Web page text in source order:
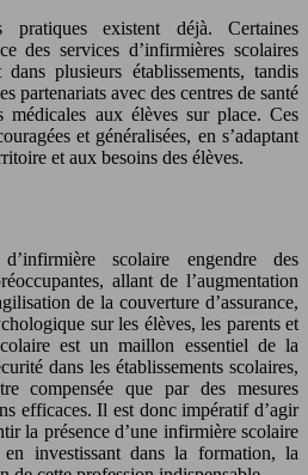
pratiques existent déjà. Certaines
des services d’infirmières scolaires
plusieurs établissements, tandis
partenariats avec des centres de santé
aux élèves sur place. Ces
et généralisées, en s’adaptant
et aux besoins des élèves.
scolaire engendre des
allant de l’augmentation
de la couverture d’assurance,
sur les élèves, les parents et
est un maillon essentiel de la
dans les établissements scolaires,
compensée que par des mesures
efficaces. Il est donc impératif d’agir
la présence d’une infirmière scolaire
en investissant dans la formation, la